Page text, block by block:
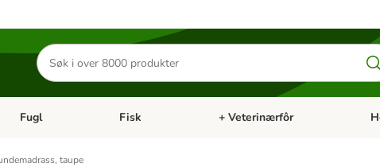
Søk
etter
produkter
Åpne kategorimeny: Små kjæledyr
Fugl Åpne kategorimeny: Fugl
Fisk Åpne kategorimeny: Fisk
+ Veterinærfôr
taupe